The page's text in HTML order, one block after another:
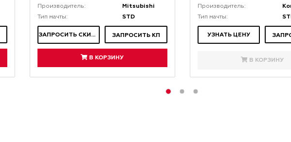
Производитель: Mitsubishi
Тип мачты: STD
ЗАПРОСИТЬ СКИДКУ ЗАПРОСИТЬ КП
В КОРЗИНУ
Производитель:
Тип мачты:
УЗНАТЬ ЦЕНУ
В КОРЗИНУ